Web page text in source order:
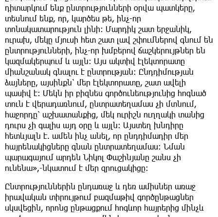
դիտարկում ենք ընտրությունների օրվա պատկերը,
տեսնում ենք, որ, կարծես թե, ինչ-որ
տոնակատարություն լինի։ Մարդիկ շատ երջանիկ,
ուրախ, մեկը մյուսի հետ շատ լավ շփումներով գնում են
ընտրությունների, ինչ-որ խմբերով ճաշկերույթներ են
կազմակերպում և այլն։ Այս ակտիվ էլեկտորատը
միանշանակ գնալու է ընտրության։ Ընդդիմության
ձայները, այսինքն՝ մեր էլեկտորատը, շատ ավելի
պասիվ է։ Մեկն իր բիզնես գործունեությունից հոգնած
տուն է վերադառնում, ընտրատեղամաս չի մտնում,
հաջորդը՝ աշխատանքից, մեկ ուրիշն ուղղակի տանից
դուրս չի գալիս այդ օրը և այլն։ Այստեղ խնդիրը
հետևյալն է. ամեն ինչ անել, որ ընդդիմադիր մեր
հայրենակիցները գնան ընտրատեղամաս։ Նման
պարագայում արդեն Նիկոլ Փաշինյանը շանս չի
ունենա»,-նկատում է մեր զրուցակիցը։
Ընտրություններին ընդառաջ և դեռ ամիսներ առաջ
իրավական տիրույթում բազմաթիվ գործընթացներ
սկսվեցին, որոնց ընթացքում հոգևոր հայրերից մինչև